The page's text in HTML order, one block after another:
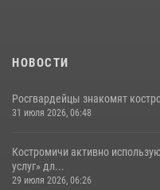
НОВОСТИ
Росгвардейцы знакомят
31 июля 2026, 06:48
Костромичи активно
услуг» дл...
29 июля 2026, 06:26